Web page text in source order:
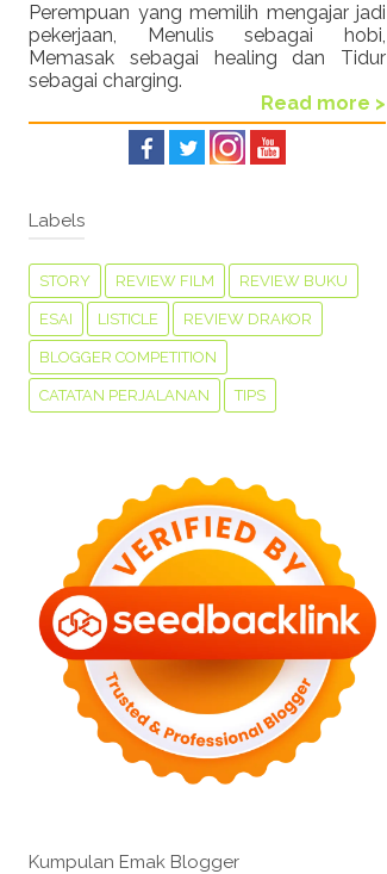
Perempuan yang memilih mengajar jadi
pekerjaan, Menulis sebagai hobi,
Memasak sebagai healing dan Tidur
sebagai charging.
Read more >
Labels
STORY REVIEW FILM REVIEW BUKU
ESAI LISTICLE REVIEW DRAKOR
BLOGGER COMPETITION
CATATAN PERJALANAN TIPS
Kumpulan Emak Blogger